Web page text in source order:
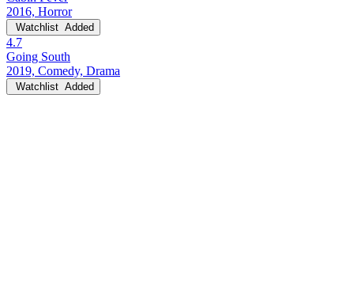
2016, Horror
Watchlist Added
4.7
Going South
2019, Comedy, Drama
Watchlist Added